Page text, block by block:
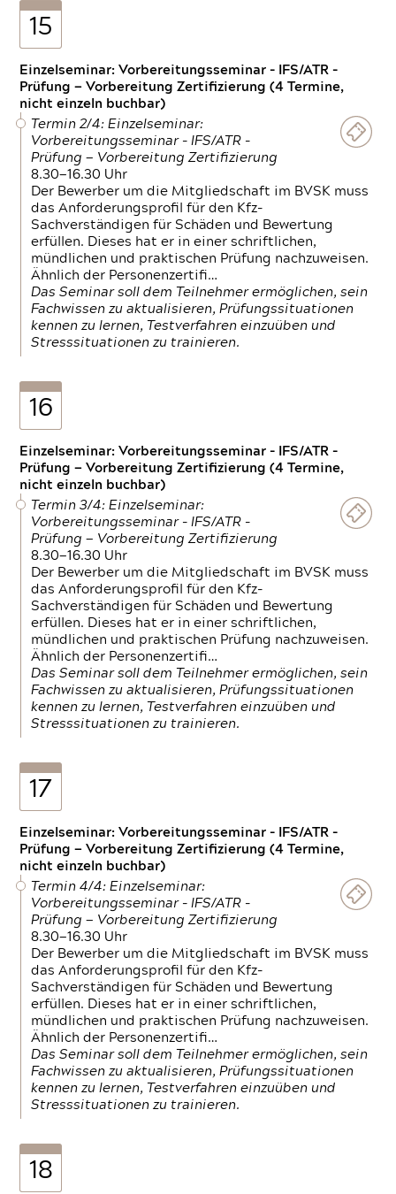
15
Einzelseminar: Vorbereitungsseminar - IFS/ATR -
Prüfung — Vorbereitung Zertifizierung (4 Termine,
nicht einzeln buchbar)
Termin 2/4: Einzelseminar:
Vorbereitungsseminar - IFS/ATR -
Prüfung — Vorbereitung Zertifizierung
8.30—16.30 Uhr
Der Bewerber um die Mitgliedschaft im BVSK muss
das Anforderungsprofil für den Kfz-
Sachverständigen für Schäden und Bewertung
erfüllen. Dieses hat er in einer schriftlichen,
mündlichen und praktischen Prüfung nachzuweisen.
Ähnlich der Personenzertifi…
Das Seminar soll dem Teilnehmer ermöglichen, sein
Fachwissen zu aktualisieren, Prüfungssituationen
kennen zu lernen, Testverfahren einzuüben und
Stresssituationen zu trainieren.
16
Einzelseminar: Vorbereitungsseminar - IFS/ATR -
Prüfung — Vorbereitung Zertifizierung (4 Termine,
nicht einzeln buchbar)
Termin 3/4: Einzelseminar:
Vorbereitungsseminar - IFS/ATR -
Prüfung — Vorbereitung Zertifizierung
8.30—16.30 Uhr
Der Bewerber um die Mitgliedschaft im BVSK muss
das Anforderungsprofil für den Kfz-
Sachverständigen für Schäden und Bewertung
erfüllen. Dieses hat er in einer schriftlichen,
mündlichen und praktischen Prüfung nachzuweisen.
Ähnlich der Personenzertifi…
Das Seminar soll dem Teilnehmer ermöglichen, sein
Fachwissen zu aktualisieren, Prüfungssituationen
kennen zu lernen, Testverfahren einzuüben und
Stresssituationen zu trainieren.
17
Einzelseminar: Vorbereitungsseminar - IFS/ATR -
Prüfung — Vorbereitung Zertifizierung (4 Termine,
nicht einzeln buchbar)
Termin 4/4: Einzelseminar:
Vorbereitungsseminar - IFS/ATR -
Prüfung — Vorbereitung Zertifizierung
8.30—16.30 Uhr
Der Bewerber um die Mitgliedschaft im BVSK muss
das Anforderungsprofil für den Kfz-
Sachverständigen für Schäden und Bewertung
erfüllen. Dieses hat er in einer schriftlichen,
mündlichen und praktischen Prüfung nachzuweisen.
Ähnlich der Personenzertifi…
Das Seminar soll dem Teilnehmer ermöglichen, sein
Fachwissen zu aktualisieren, Prüfungssituationen
kennen zu lernen, Testverfahren einzuüben und
Stresssituationen zu trainieren.
18